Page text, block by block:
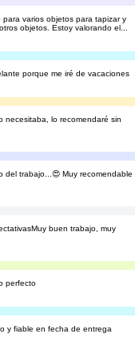
varios objetos para tapizar y
objetos. Estoy valorando el...
porque me iré de vacaciones
necesitaba, lo recomendaré sin
del trabajo...😍 Muy recomendable
buen trabajo, muy
perfecto
y fiable en fecha de entrega